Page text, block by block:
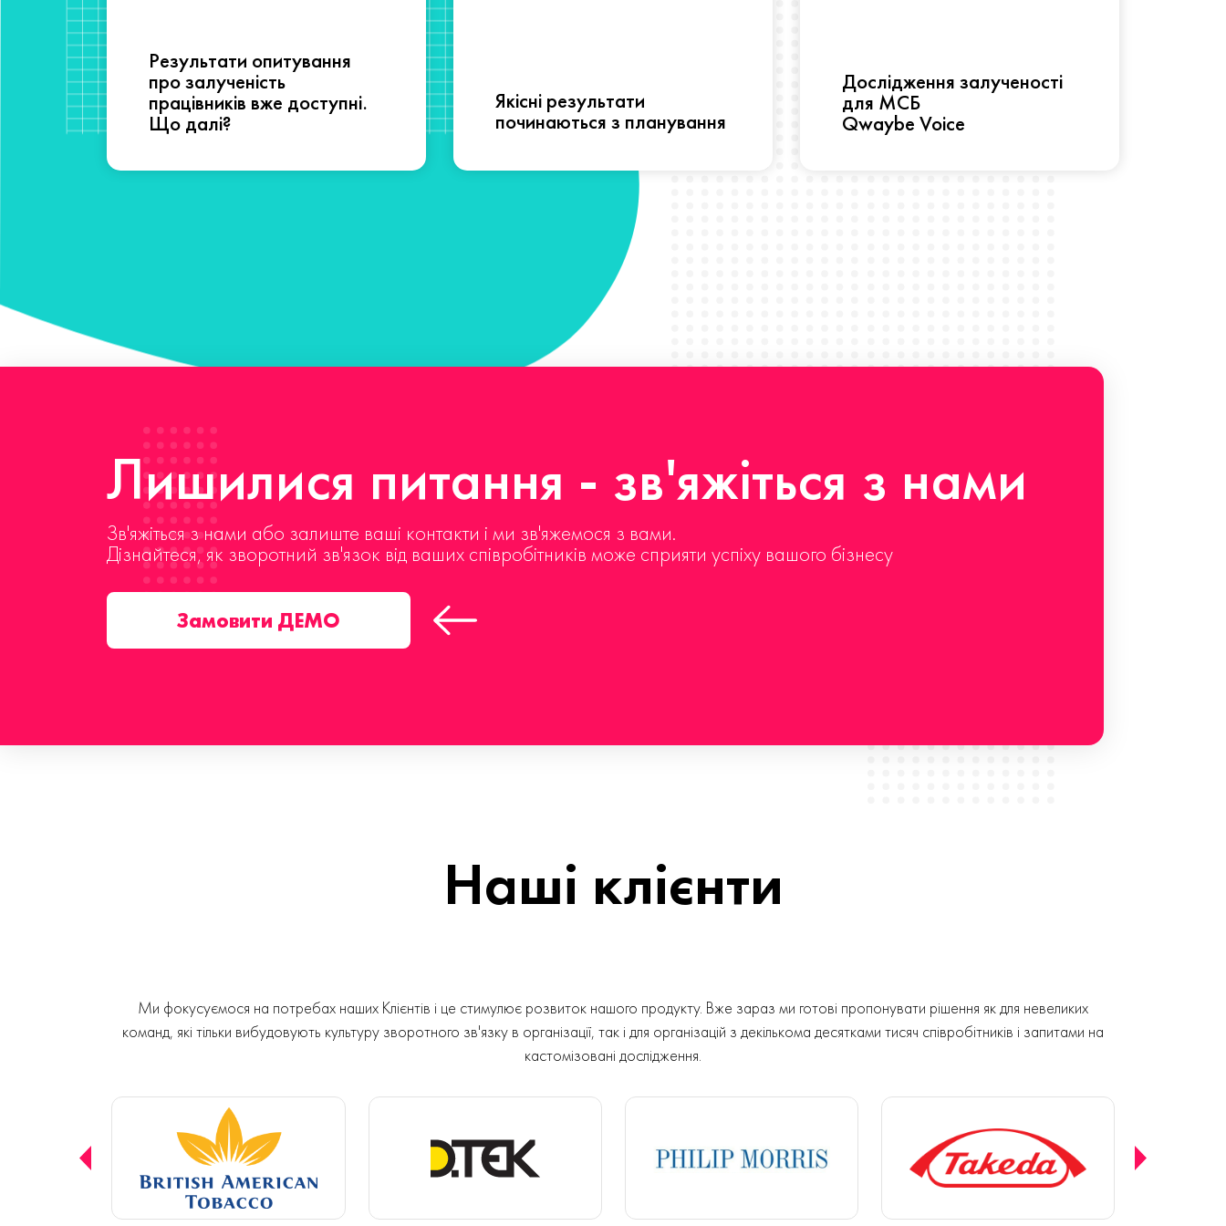
Результати опитування
про залученість
працівників вже доступні.
Що далі?
Якісні результати
починаються з планування
Дослідження залученості
для МСБ
Qwaybe Voice
Лишилися питання - зв'яжіться з нами
Зв'яжіться з нами або залиште ваші контакти і ми зв'яжемося з вами.
Дізнайтеся, як зворотний зв'язок від ваших співробітників може сприяти успіху вашого бізнесу
Замовити ДЕМО
Наші клієнти
Ми фокусуємося на потребах наших Клієнтів і це стимулює розвиток нашого продукту. Вже зараз ми готові пропонувати рішення як для невеликих
команд, які тільки вибудовують культуру зворотного зв'язку в організації, так і для організацій з декількома десятками тисяч співробітників і запитами на
кастомізовані дослідження.